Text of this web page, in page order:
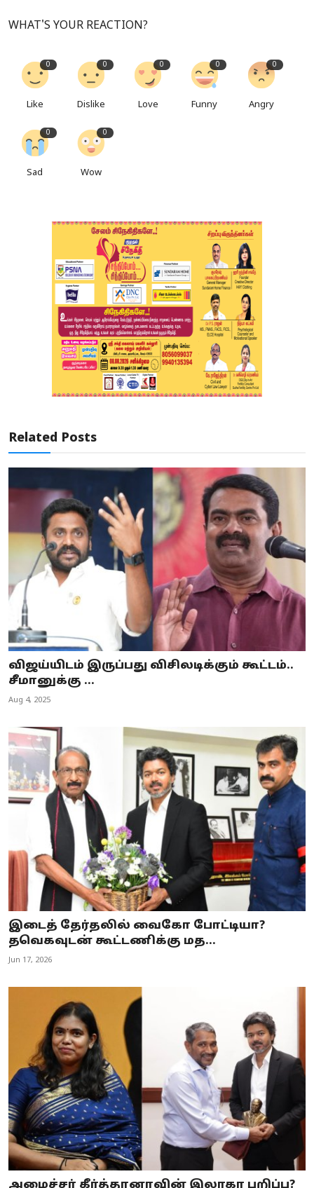
WHAT'S YOUR REACTION?
0
Like
0
Dislike
0
Love
0
Funny
0
Angry
0
Sad
0
Wow
Related Posts
விஜய்யிடம் இருப்பது விசிலடிக்கும் கூட்டம்..
சீமானுக்கு ...
Aug 4, 2025
இடைத் தேர்தலில் வைகோ போட்டியா?
தவெகவுடன் கூட்டணிக்கு மத...
Jun 17, 2026